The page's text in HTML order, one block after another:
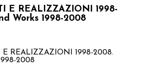
E REALIZZAZIONI 1998-
Works 1998-2008